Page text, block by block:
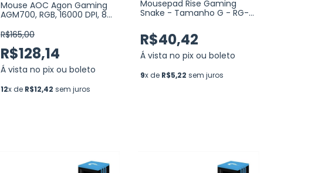
Mouse AOC Agon Gaming
AGM700, RGB, 16000 DPI, 8
(AGM700DRCB)
R$165,00
R$128,14
Á vista no pix ou boleto
12x de R$12,42 sem juros
Mousepad Rise Gaming
Snake - Tamanho G - RG-
R$40,42
Á vista no pix ou boleto
9x de R$5,22 sem juros